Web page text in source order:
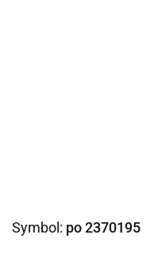
Symbol: po 2370195